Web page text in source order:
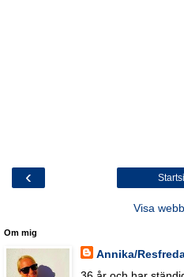
‹
Visa
Om mig
Annika/